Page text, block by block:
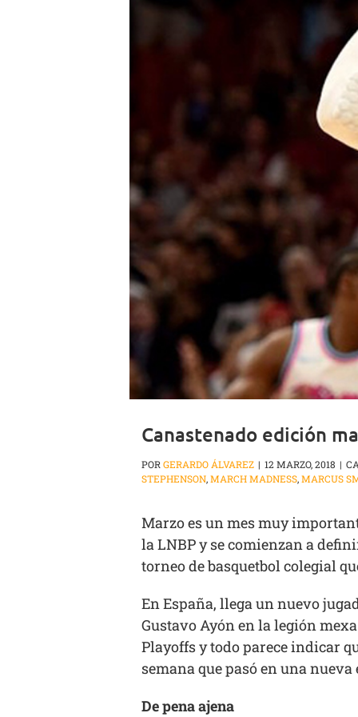
Canastenado edición
PORGERARDO ÁLVAREZ | 12 MARZO, 2018 |
STEPHENSON,MARCH MADNESS,MARCUS
Marzo es un mes muy
la LNBP y se comienzan a
torneo de basquetbol colegial
En España, llega un nuevo
Gustavo Ayón en la legión
Playoffs y todo parece indicar
semana que pasó en una
De pena ajena